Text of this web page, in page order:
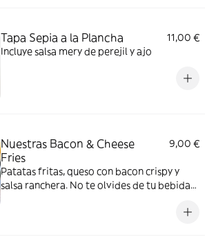
Tapa Sepia a la Plancha
11,00 €
Incluye salsa mery de perejil y ajo
Nuestras Bacon & Cheese
Fries
9,00 €
Patatas fritas, queso con bacon crispy y
salsa ranchera. No te olvides de tu bebida